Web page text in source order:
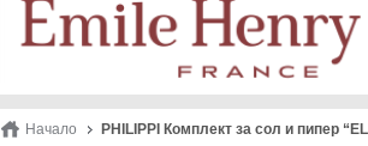
Начало PHILIPPI Комплект за сол и пипер